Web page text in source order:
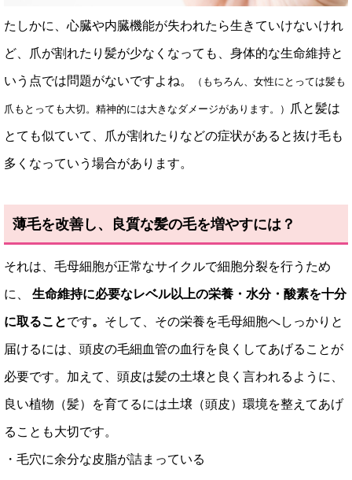
たしかに、心臓や内臓機能が失われたら生きていけないけれ
ど、爪が割れたり髪が少なくなっても、身体的な生命維持と
いう点では問題がないですよね。 （もちろん、女性にとっては髪も
爪もとっても大切。精神的には大きなダメージがあります。） 爪と髪は
とても似ていて、爪が割れたりなどの症状があると抜け毛も
多くなっていう場合があります。
薄毛を改善し、良質な髪の毛を増やすには？
それは、毛母細胞が正常なサイクルで細胞分裂を行うため
に、 生命維持に必要なレベル以上の栄養・水分・酸素を十分
に取ることです。 そして、その栄養を毛母細胞へしっかりと
届けるには、頭皮の毛細血管の血行を良くしてあげることが
必要です。加えて、頭皮は髪の土壌と良く言われるように、
良い植物（髪）を育てるには土壌（頭皮）環境を整えてあげ
ることも大切です。
・毛穴に余分な皮脂が詰まっている